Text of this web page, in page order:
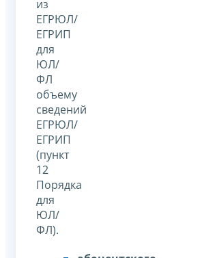
из
ЕГРЮЛ/
ЕГРИП
для
ЮЛ/
ФЛ
объему
сведений
ЕГРЮЛ/
ЕГРИП
(пункт
12
Порядка
для
ЮЛ/
ФЛ).